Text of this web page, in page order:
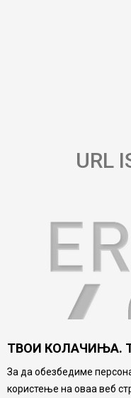
URL
ТВОИ КОЛАЧИЊА.
За да обезбедиме
користење на оваа веб